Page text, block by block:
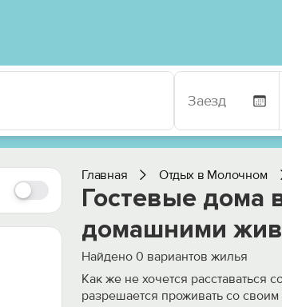
Главная Отдых в Молочном
Гостевые дома
домашними
Найдено 0 вариантов жилья
Как же не хочется расставаться
разрешается проживать со